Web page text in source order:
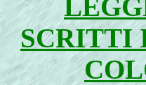
SCRITTI